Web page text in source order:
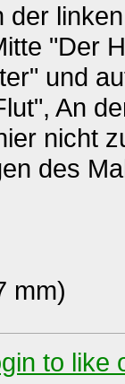
der
"Der
und
An
nicht
des
mm)
to like